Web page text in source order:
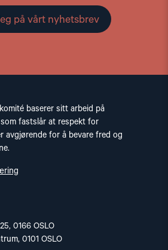
på vårt nyhetsbrev
baserer sitt arbeid på
fastslår at respekt for
avgjørende for å bevare fred og
0166 OSLO
0101 OSLO